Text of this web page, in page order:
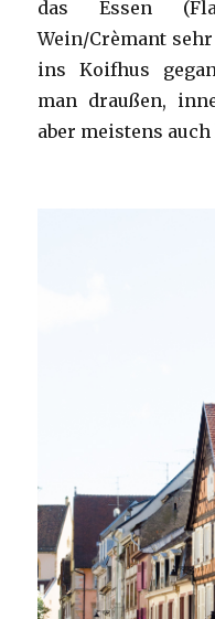
das Essen
Wein/Crèmant
ins Koifhus
man draußen,
aber meistens auch